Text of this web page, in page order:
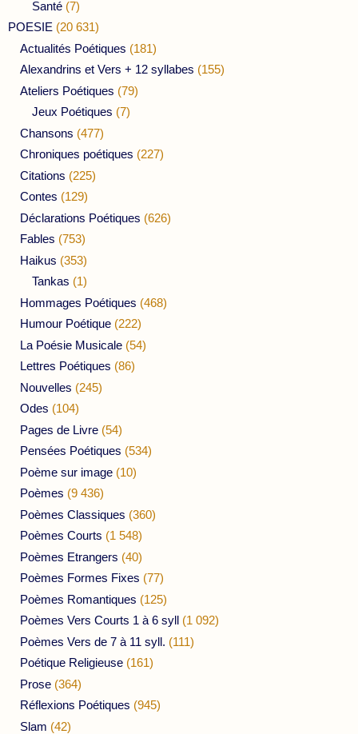
Santé (7)
POESIE (20 631)
Actualités Poétiques (181)
Alexandrins et Vers + 12 syllabes (155)
Ateliers Poétiques (79)
Jeux Poétiques (7)
Chansons (477)
Chroniques poétiques (227)
Citations (225)
Contes (129)
Déclarations Poétiques (626)
Fables (753)
Haikus (353)
Tankas (1)
Hommages Poétiques (468)
Humour Poétique (222)
La Poésie Musicale (54)
Lettres Poétiques (86)
Nouvelles (245)
Odes (104)
Pages de Livre (54)
Pensées Poétiques (534)
Poème sur image (10)
Poèmes (9 436)
Poèmes Classiques (360)
Poèmes Courts (1 548)
Poèmes Etrangers (40)
Poèmes Formes Fixes (77)
Poèmes Romantiques (125)
Poèmes Vers Courts 1 à 6 syll (1 092)
Poèmes Vers de 7 à 11 syll. (111)
Poétique Religieuse (161)
Prose (364)
Réflexions Poétiques (945)
Slam (42)